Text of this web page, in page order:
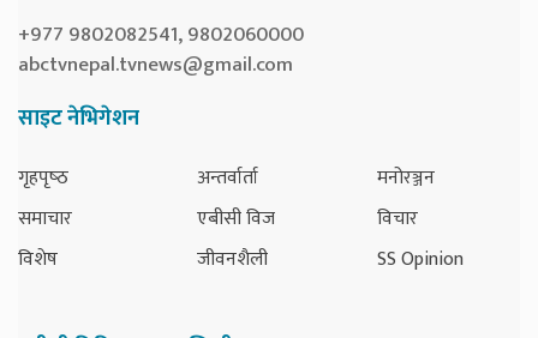
+977 9802082541, 9802060000
abctvnepal.tvnews@gmail.com
साइट नेभिगेशन
गृहपृष्‍ठ
समाचार
विशेष
अन्तर्वार्ता
एबीसी विज
जीवनशैली
मनोरञ्जन
विचार
SS Opinion